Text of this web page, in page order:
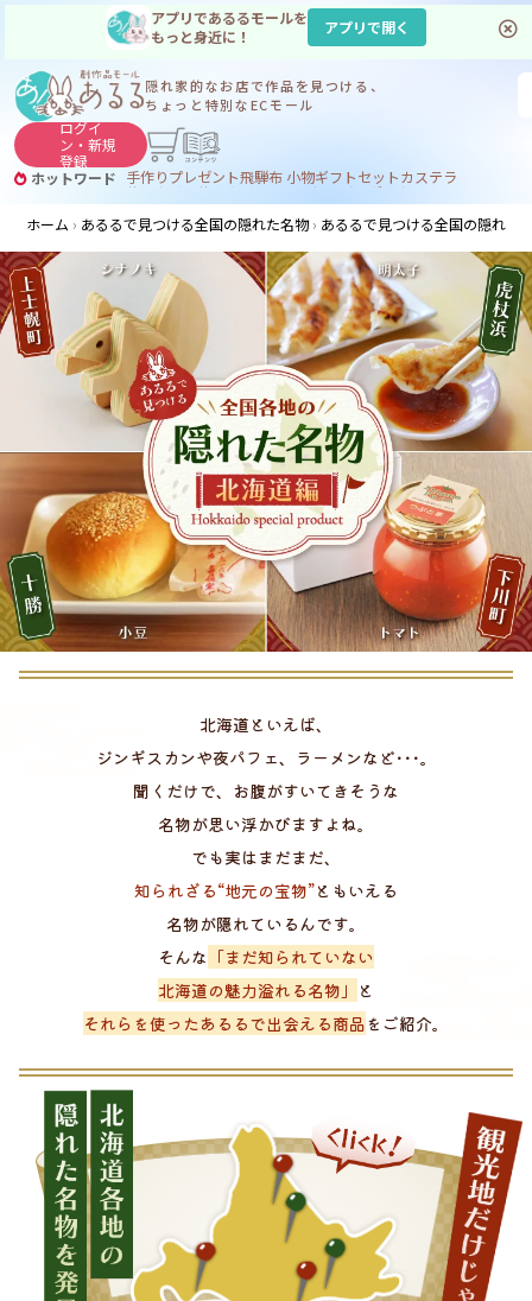
アプリであるるモールを
もっと身近に！
アプリで開く
隠れ家的なお店で作品を見つける、
ちょっと特別なECモール
ログイ
ン・新規
登録
ホットワード 手作りプレゼント飛騨布 小物ギフトセットカステラ
サヌカイト コーヒー
ジンギスカン
ホーム
あるるで見つける全国の隠れた名物 あるるで見つける全国の隠れた
北海道といえば、
ジンギスカンや夜パフェ、ラーメンなど･･･。
聞くだけで、お腹がすいてきそうな
名物が思い浮かびますよね。
でも実はまだまだ、
知られざる“地元の宝物”ともいえる
名物が隠れているんです。
そんな 「まだ知られていない
北海道の魅力溢れる名物」 と
それらを使ったあるるで出会える商品をご紹介。